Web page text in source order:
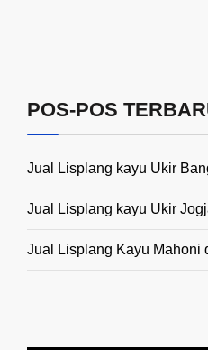
POS-POS
Jual Lisplang kayu Ukir
Jual Lisplang kayu Ukir
Jual Lisplang Kayu Mahoni